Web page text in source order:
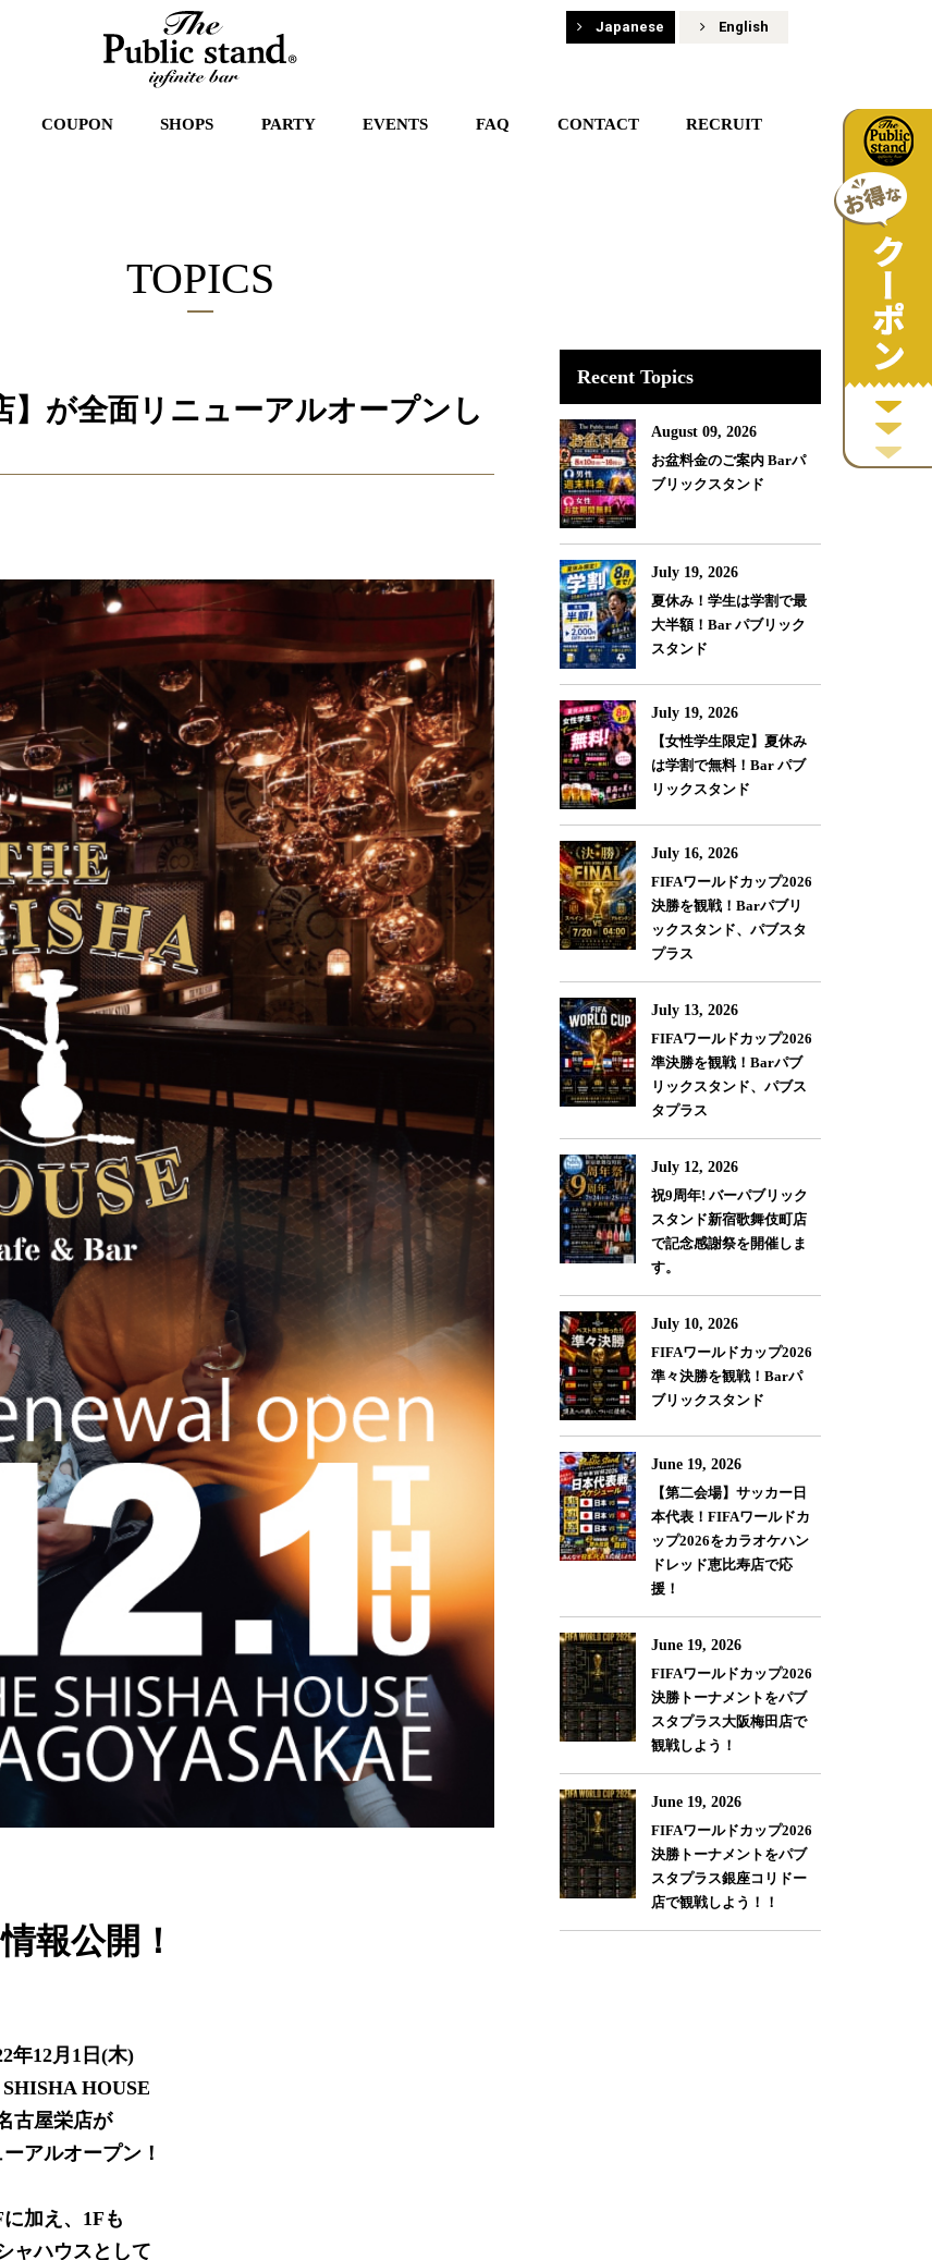
Japanese English
COUPON SHOPS PARTY EVENTS FAQ CONTACT RECRUIT
TOPICS
】が全面リニューアルオープンし
報公開！
年12月1日(木)
HOUSE
古屋栄店が
ーアルオープン！
に加え、1Fも
ャハウスとして
Recent Topics
August 09, 2026
お盆料金のご案内 Barパ
ブリックスタンド
July 19, 2026
夏休み！学生は学割で最
大半額！Bar パブリック
スタンド
July 19, 2026
【女性学生限定】夏休み
は学割で無料！Bar パブ
リックスタンド
July 16, 2026
FIFAワールドカップ2026
決勝を観戦！Barパブリ
ックスタンド、パブスタ
プラス
July 13, 2026
FIFAワールドカップ2026
準決勝を観戦！Barパブ
リックスタンド、パブス
タプラス
July 12, 2026
祝9周年! バーパブリック
スタンド新宿歌舞伎町店
で記念感謝祭を開催しま
す。
July 10, 2026
FIFAワールドカップ2026
準々決勝を観戦！Barパ
ブリックスタンド
June 19, 2026
【第二会場】サッカー日
本代表！FIFAワールドカ
ップ2026をカラオケハン
ドレッド恵比寿店で応
援！
June 19, 2026
FIFAワールドカップ2026
決勝トーナメントをパブ
スタプラス大阪梅田店で
観戦しよう！
June 19, 2026
FIFAワールドカップ2026
決勝トーナメントをパブ
スタプラス銀座コリドー
店で観戦しよう！！